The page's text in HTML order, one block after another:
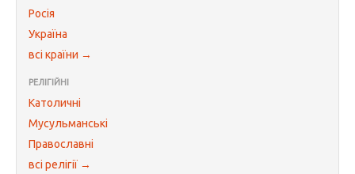
Росія
Україна
всі країни →
РЕЛІГІЙНІ
Католичні
Мусульманські
Православні
всі релігії →